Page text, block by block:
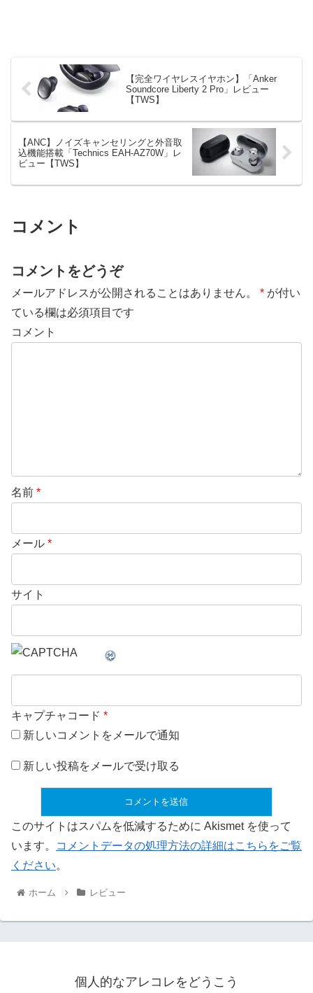
【完全ワイヤレスイヤホン】「Anker
Soundcore Liberty 2 Pro」レビュー
【TWS】
【ANC】ノイズキャンセリングと外音取
込機能搭載「Technics EAH-AZ70W」レ
ビュー【TWS】
コメント
コメントをどうぞ
メールアドレスが公開されることはありません。 * が付い
ている欄は必須項目です
コメント
名前 *
メール *
サイト
キャプチャコード *
新しいコメントをメールで通知
新しい投稿をメールで受け取る
このサイトはスパムを低減するために Akismet を使って
います。
コメントデータの処理方法の詳細はこちらをご覧
ください。
ホーム レビュー
個人的なアレコレをどうこう